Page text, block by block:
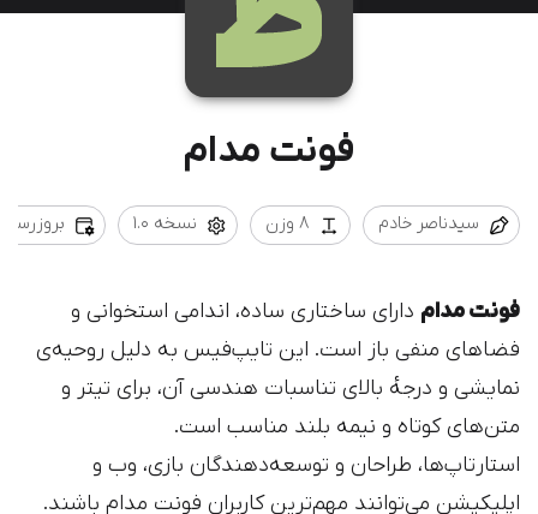
فونت مدام
سیدناصر خادم 8 وزن نسخه 1.0 بروزرسانی 1402/
فونت مدام دارای ساختاری ساده، اندامی استخوانی و
فضاهای منفی باز است. این تایپ‌فیس به دلیل روحیه‌ی
نمایشی و درجه‌ٔ بالای تناسبات هندسی آن، برای تیتر و
متن‌های کوتاه و نیمه بلند مناسب است.
استارتاپ‌ها، طراحان و توسعه‌دهندگان بازی‌، وب و
اپلیکیشن می‌توانند مهم‌ترین کاربران فونت مدام باشند.